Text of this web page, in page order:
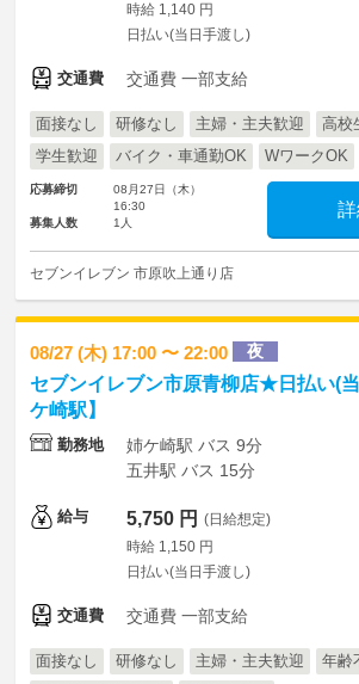
時給 1,140 円
日払い(当日手渡し)
交通費 交通費 一部支給
面接なし 研修なし 主婦・主夫歓迎 高校
学生歓迎
バイク・車通勤OK WワークOK
応募締切
08月27日（木）
16:30
募集人数
1人
セブンイレブン 市原吹上通り店
08/27 (木) 17:00 〜 22:00 夜
セブンイレブン市原青柳店★日払い(
ケ崎駅】
勤務地
姉ケ崎駅 バス 9分
五井駅 バス 15分
給与 5,750 円 (日給想定)
時給 1,150 円
日払い(当日手渡し)
交通費 交通費 一部支給
面接なし 研修なし 主婦・主夫歓迎 年齢